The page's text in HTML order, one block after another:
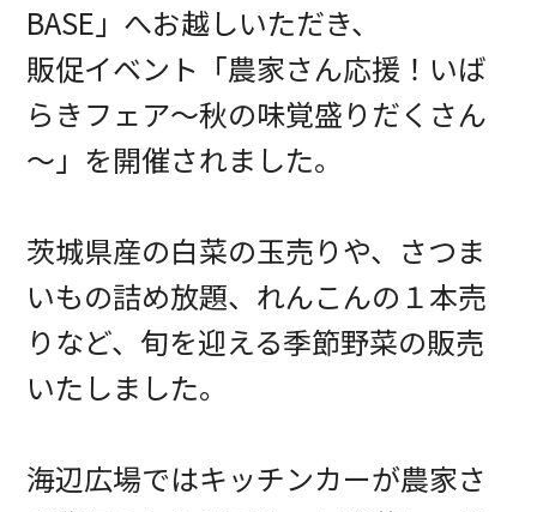
BASE」へお越しいただき、
販促イベント「農家さん応援！いば
らきフェア～秋の味覚盛りだくさん
～」を開催されました。
茨城県産の白菜の玉売りや、さつま
いもの詰め放題、れんこんの１本売
りなど、旬を迎える季節野菜の販売
いたしました。
海辺広場ではキッチンカーが農家さ